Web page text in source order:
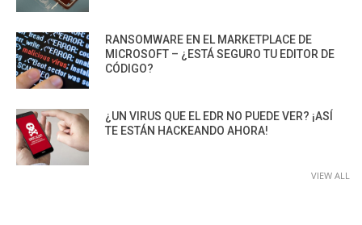
RANSOMWARE EN EL MARKETPLACE DE
MICROSOFT – ¿ESTÁ SEGURO TU EDITOR DE
CÓDIGO?
¿UN VIRUS QUE EL EDR NO PUEDE VER? ¡ASÍ
TE ESTÁN HACKEANDO AHORA!
VIEW ALL